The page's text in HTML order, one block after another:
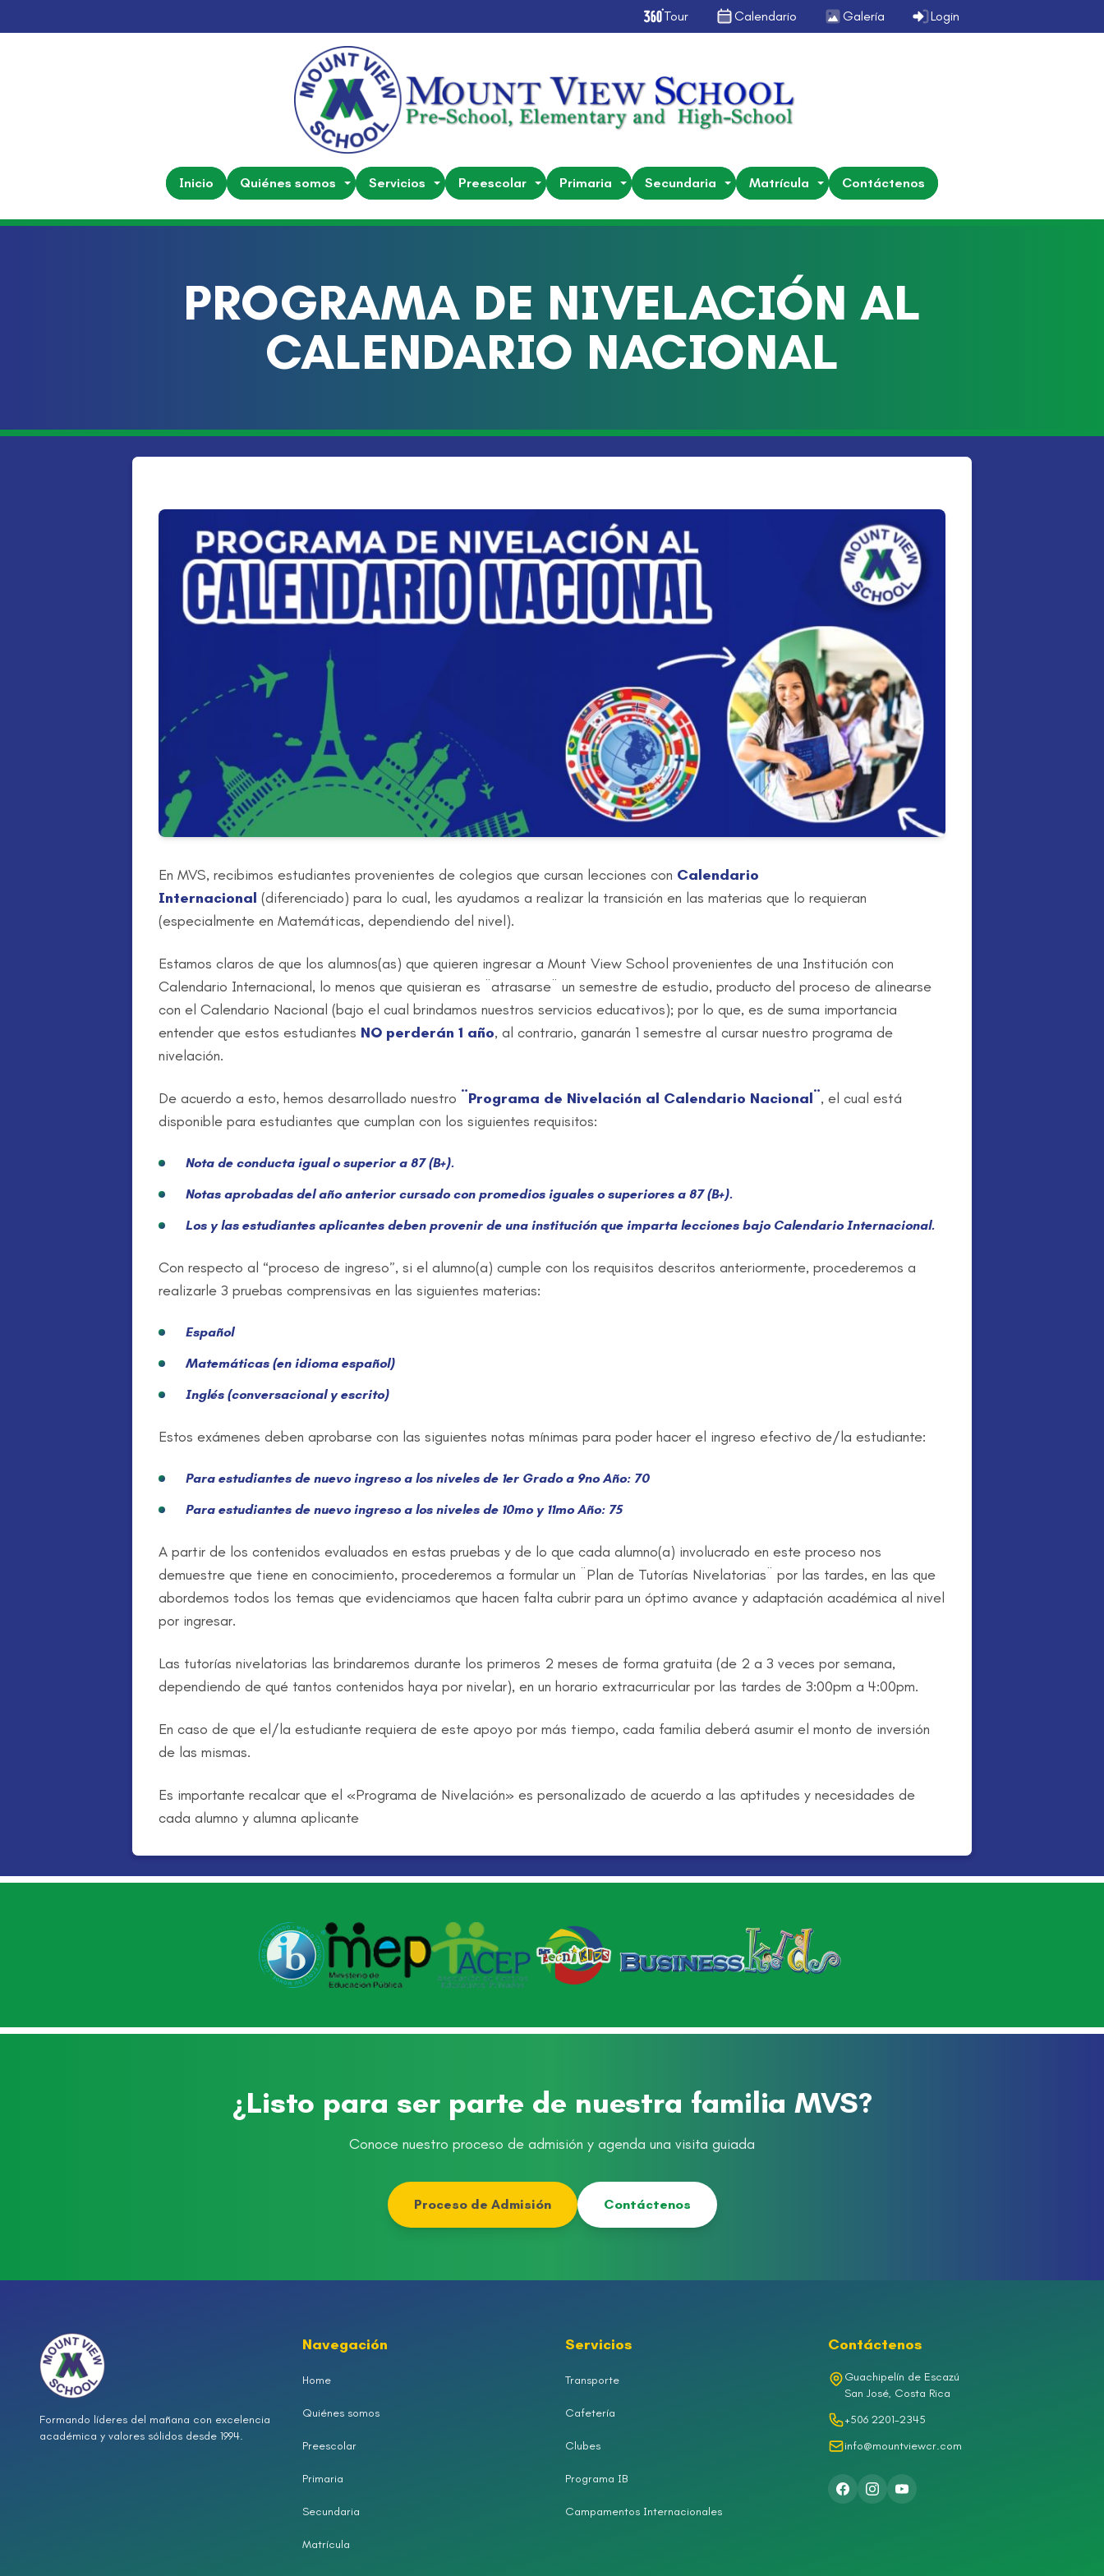
Tour Calendario Galería Login
Inicio Quiénes somos Servicios Preescolar Primaria Secundaria Matrícula Contáctenos
PROGRAMA DE NIVELACIÓN AL
CALENDARIO NACIONAL
En MVS, recibimos estudiantes provenientes de colegios que cursan lecciones con Calendario
Internacional (diferenciado) para lo cual, les ayudamos a realizar la transición en las materias que lo requieran
(especialmente en Matemáticas, dependiendo del nivel).
Estamos claros de que los alumnos(as) que quieren ingresar a Mount View School provenientes de una Institución con
Calendario Internacional, lo menos que quisieran es ¨atrasarse¨ un semestre de estudio, producto del proceso de alinearse
con el Calendario Nacional (bajo el cual brindamos nuestros servicios educativos); por lo que, es de suma importancia
entender que estos estudiantes NO perderán 1 año, al contrario, ganarán 1 semestre al cursar nuestro programa de
nivelación.
De acuerdo a esto, hemos desarrollado nuestro ¨Programa de Nivelación al Calendario Nacional¨, el cual está
disponible para estudiantes que cumplan con los siguientes requisitos:
Nota de conducta igual o superior a 87 (B+).
Notas aprobadas del año anterior cursado con promedios iguales o superiores a 87 (B+).
Los y las estudiantes aplicantes deben provenir de una institución que imparta lecciones bajo Calendario Internacional.
Con respecto al “proceso de ingreso”, si el alumno(a) cumple con los requisitos descritos anteriormente, procederemos a
realizarle 3 pruebas comprensivas en las siguientes materias:
Español
Matemáticas (en idioma español)
Inglés (conversacional y escrito)
Estos exámenes deben aprobarse con las siguientes notas mínimas para poder hacer el ingreso efectivo de/la estudiante:
Para estudiantes de nuevo ingreso a los niveles de 1er Grado a 9no Año: 70
Para estudiantes de nuevo ingreso a los niveles de 10mo y 11mo Año: 75
A partir de los contenidos evaluados en estas pruebas y de lo que cada alumno(a) involucrado en este proceso nos
demuestre que tiene en conocimiento, procederemos a formular un ¨Plan de Tutorías Nivelatorias¨ por las tardes, en las que
abordemos todos los temas que evidenciamos que hacen falta cubrir para un óptimo avance y adaptación académica al nivel
por ingresar.
Las tutorías nivelatorias las brindaremos durante los primeros 2 meses de forma gratuita (de 2 a 3 veces por semana,
dependiendo de qué tantos contenidos haya por nivelar), en un horario extracurricular por las tardes de 3:00pm a 4:00pm.
En caso de que el/la estudiante requiera de este apoyo por más tiempo, cada familia deberá asumir el monto de inversión
de las mismas.
Es importante recalcar que el «Programa de Nivelación» es personalizado de acuerdo a las aptitudes y necesidades de
cada alumno y alumna aplicante
¿Listo para ser parte de nuestra familia MVS?
Conoce nuestro proceso de admisión y agenda una visita guiada
Proceso de Admisión Contáctenos
Formando líderes del mañana con excelencia
académica y valores sólidos desde 1994.
Navegación
Home
Quiénes somos
Preescolar
Primaria
Secundaria
Matrícula
Servicios
Transporte
Cafetería
Clubes
Programa IB
Campamentos Internacionales
Contáctenos
Guachipelín de Escazú
San José, Costa Rica
+506 2201-2345
info@mountviewcr.com